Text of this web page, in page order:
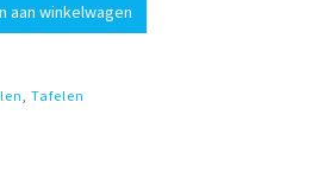
aan winkelwagen
,Tafelen